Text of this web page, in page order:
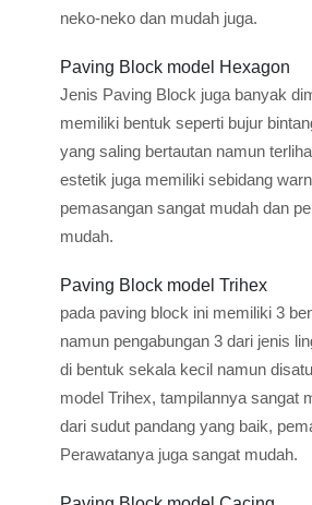
neko-neko dan mudah juga.
Paving Block model Hexagon
Jenis Paving Block juga banyak
memiliki bentuk seperti bujur
yang saling bertautan namun
estetik juga memiliki sebidang
pemasangan sangat mudah dan
mudah.
Paving Block model Trihex
pada paving block ini memiliki 3
namun pengabungan 3 dari jenis
di bentuk sekala kecil namun
model Trihex, tampilannya sangat
dari sudut pandang yang baik,
Perawatanya juga sangat mudah.